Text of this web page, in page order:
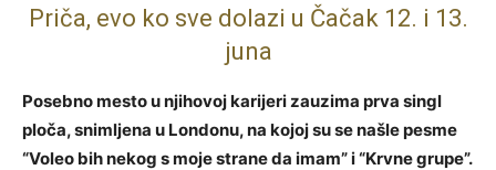
Priča, evo ko sve dolazi u Čačak 12. i 13.
juna
Posebno mesto u njihovoj karijeri zauzima prva singl
ploča, snimljena u Londonu, na kojoj su se našle pesme
“Voleo bih nekog s moje strane da imam” i “Krvne grupe”.